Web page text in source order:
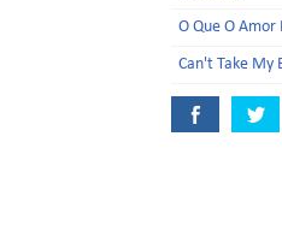
O Que O Amor
Can't Take My